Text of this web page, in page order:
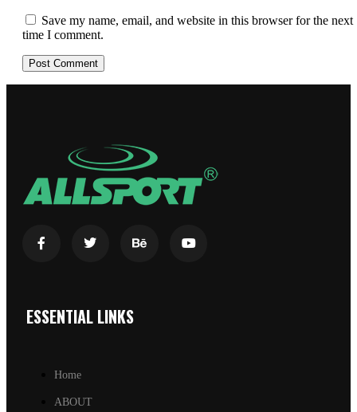
Save my name, email, and website in this browser for the next
time I comment.
ESSENTIAL LINKS
Home
ABOUT